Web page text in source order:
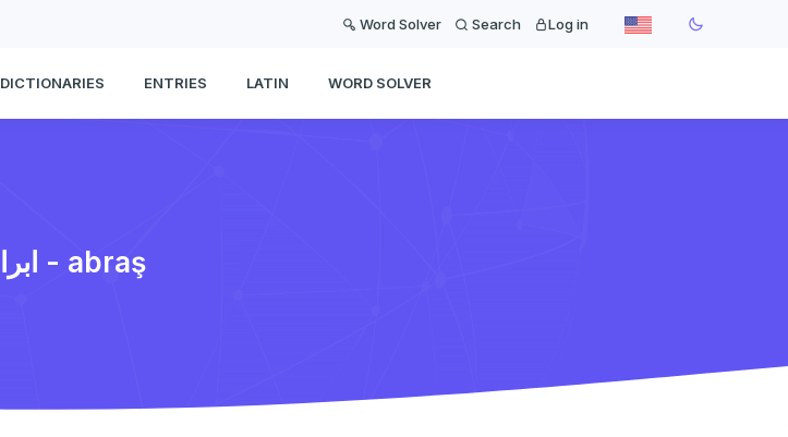
Word Solver Search Log in
DICTIONARIES ENTRIES LATIN WORD SOLVER
ابراش - abraş